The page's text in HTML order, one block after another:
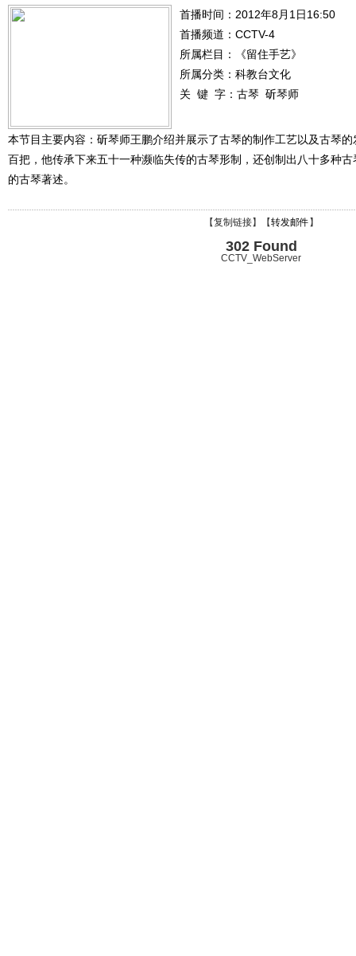
首播时间：2012年8月1日16:50
首播频道： CCTV-4
所属栏目：
《留住手艺》
所属分类：科教台文化
关 键 字： 古琴 斫琴师
本节目主要内容：斫琴师王鹏介绍并展示了古琴的制作工艺以及古琴
百把，他传承下来五十一种濒临失传的古琴形制，还创制出八十多种
的古琴著述。
【复制链接】【转发邮件 】
302 Found
CCTV_WebServer